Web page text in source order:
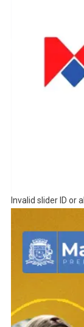
Invalid slider ID or